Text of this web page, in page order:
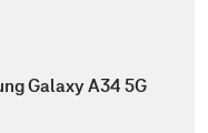
Galaxy A34 5G